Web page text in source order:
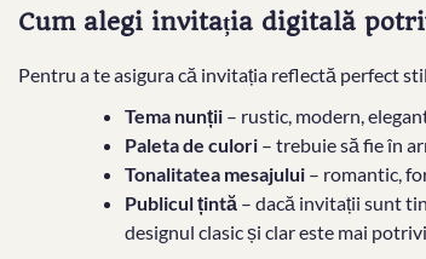
Cum alegi invitația digitală
Pentru a te asigura că invitația reflectă perfect
Tema nunții – rustic, modern,
Paleta de culori – trebuie să fie în
Tonalitatea mesajului – romantic,
Publicul țintă – dacă invitații sunt
designul clasic și clar este mai